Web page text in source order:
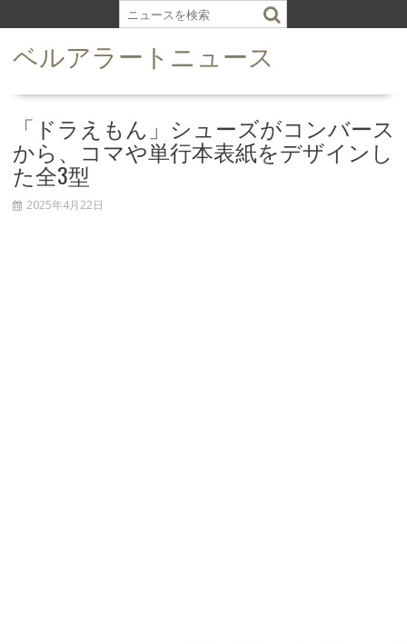
k
ベルアラートニュース
「ドラえもん」シューズがコンバース
から、コマや単行本表紙をデザインし
た全3型
2025年4月22日